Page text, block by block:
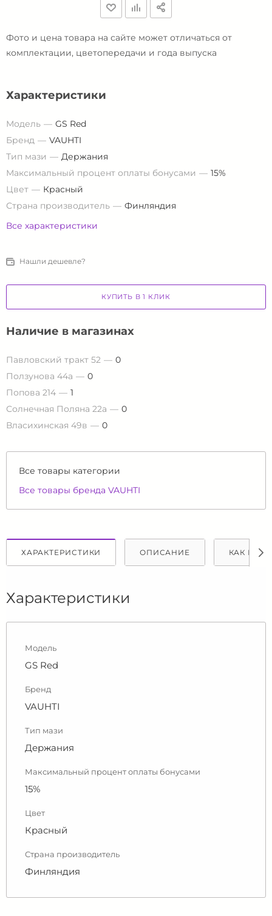
Фото и цена товара на сайте может отличаться от
комплектации, цветопередачи и года выпуска
Характеристики
Модель
GS Red
Бренд
VAUHTI
Тип мази
Держания
Максимальный процент оплаты бонусами
15%
Цвет
Красный
Страна производитель
Финляндия
Все характеристики
Нашли дешевле?
КУПИТЬ В 1 КЛИК
Наличие в магазинах
Павловский тракт 52
0
Ползунова 44а
0
Попова 214
1
Солнечная Поляна 22а
0
Власихинская 49в
0
Все товары категории
Все товары бренда VAUHTI
ХАРАКТЕРИСТИКИ ОПИСАНИЕ КАК
Характеристики
Модель
GS Red
Бренд
VAUHTI
Тип мази
Держания
Максимальный процент оплаты бонусами
15%
Цвет
Красный
Страна производитель
Финляндия